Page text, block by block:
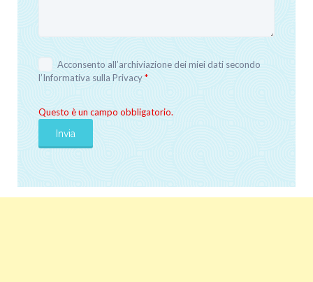
Acconsento all’archiviazione dei miei dati secondo
l’Informativa sulla Privacy*
Questo è un campo obbligatorio.